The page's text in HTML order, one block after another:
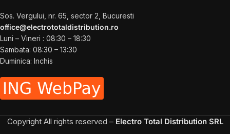
Sos. Vergului, nr. 65, sector 2, Bucuresti
office@electrototaldistribution.ro
Luni – Vineri : 08:30 – 18:30
Sambata: 08:30 – 13:30
Duminica: Inchis
Copyright All rights reserved – Electro Total Distribution SRL